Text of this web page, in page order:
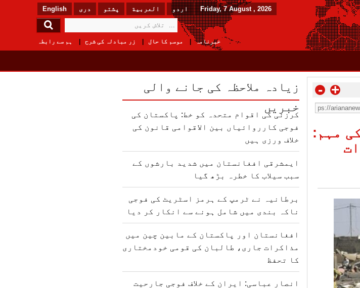
English دری پشتو العربیة اردو Friday, 7 August , 2026
ہم سے رابطہ زر مبادلہ کی شرح موسم کا حال خبرنامہ
- +
مہم:
زیادہ ملاحظہ کی جانے والی
خبریں
کرزئی کی اقوام متحدہ کو خط: پاکستان کی
فوجی کارروائیاں بین الاقوامی قانون کی
خلاف ورزی ہیں
ایمشرقی افغانستان میں شدید بارشوں کے
سبب سیلاب کا خطرہ بڑھ گیا
برطانیہ نے ٹرمپ کے ہرمز اسٹریٹ کی فوجی
ناکہ بندی میں شامل ہونے سے انکار کر دیا
افغانستان اور پاکستان کے مابین چین میں
مذاکرات جاری، طالبان کی قومی خودمختاری
کا تحفظ
انصار عباسی: ایران کے خلاف فوجی جارحیت